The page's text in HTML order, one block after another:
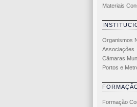
Materiais
Organismos
Associações
Câmaras
Portos e
Formação